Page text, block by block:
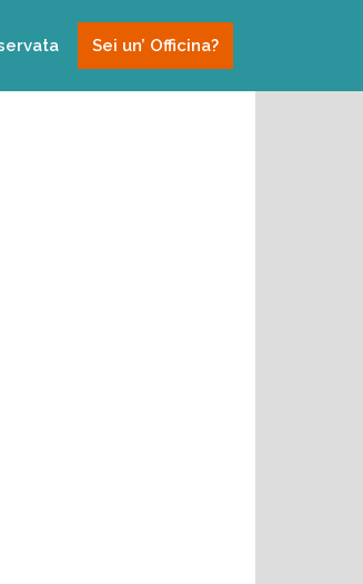
Sei un’ Officina?